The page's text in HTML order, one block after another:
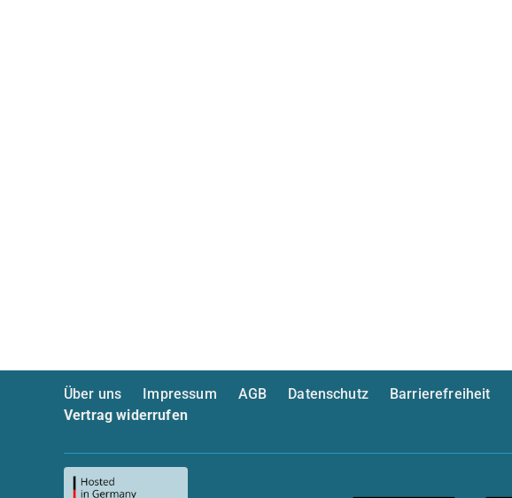
Über uns Impressum AGB Datenschutz Barrierefreiheit
Vertrag widerrufen